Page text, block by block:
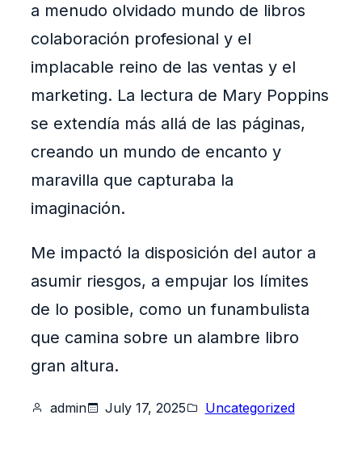
a menudo olvidado mundo de libros
colaboración profesional y el
implacable reino de las ventas y el
marketing. La lectura de Mary Poppins
se extendía más allá de las páginas,
creando un mundo de encanto y
maravilla que capturaba la
imaginación.
Me impactó la disposición del autor a
asumir riesgos, a empujar los límites
de lo posible, como un funambulista
que camina sobre un alambre libro
gran altura.
admin July 17, 2025 Uncategorized